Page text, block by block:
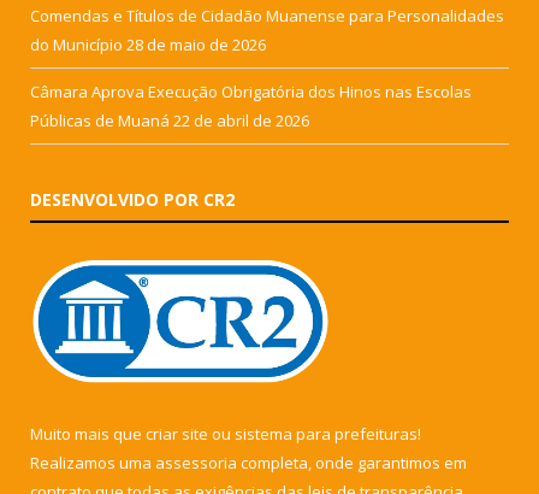
Comendas e Títulos de Cidadão Muanense para Personalidades
do Município 28 de maio de 2026
Câmara Aprova Execução Obrigatória dos Hinos nas Escolas
Públicas de Muaná 22 de abril de 2026
DESENVOLVIDO POR CR2
Muito mais que criar site ou sistema para prefeituras!
Realizamos uma assessoria completa, onde garantimos em